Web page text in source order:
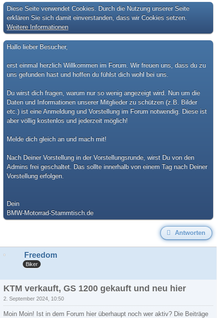
Diese Seite verwendet Cookies. Durch die Nutzung unserer Seite
erklären Sie sich damit einverstanden, dass wir Cookies setzen.
Weitere Informationen
Hallo lieber Besucher,
erst einmal herzlich Willkommen im Forum. Wir freuen uns, dass du zu
uns gefunden hast und hoffen du fühlst dich wohl bei uns.
Du wirst dich fragen, warum nur so wenig angezeigt wird. Nun um die
Daten und Informationen unserer Mitglieder zu schützen (z.B. Bilder
etc.) ist eine Anmeldung und Vorstellung im Forum notwendig. Diese ist
aber völlig kostenlos und jederzeit möglich!
Melde dich gleich an und mach mit!
Nach Deiner Vorstellung in der Vorstellungsrunde, wirst Du von den
Admins frei geschaltet. Das sollte innerhalb von einem Tag nach Deiner
Vorstellung erfolgen.
Dein
BMW-Motorrad-Stammtisch.de
Antworten
Freedom
Biker
KTM verkauft, GS 1200 gekauft und neu hier
2. September 2024, 10:50
Moin Moin! Ist in dem Forum hier überhaupt noch wer aktiv? Die Beiträge